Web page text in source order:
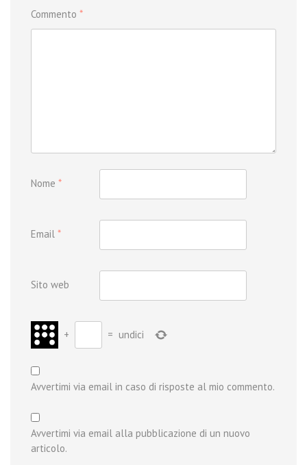
Commento *
Nome *
Email *
Sito web
+ = undici
Avvertimi via email in caso di risposte al mio commento.
Avvertimi via email alla pubblicazione di un nuovo
articolo.